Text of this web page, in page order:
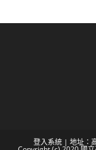
登入系統 | 地址：